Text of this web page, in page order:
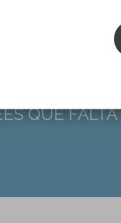
Programas de
QUE